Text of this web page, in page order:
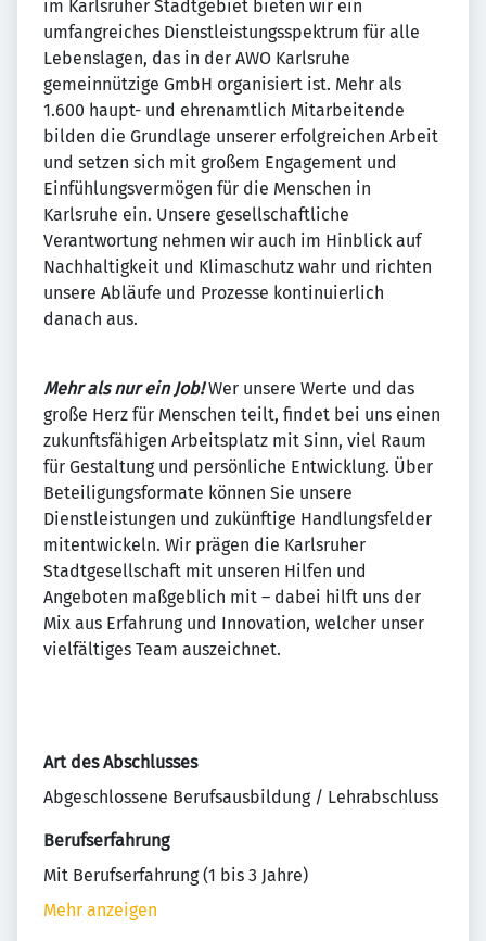
im Karlsruher Stadtgebiet bieten wir ein
umfangreiches Dienstleistungsspektrum für alle
Lebenslagen, das in der AWO Karlsruhe
gemeinnützige GmbH organisiert ist. Mehr als
1.600 haupt- und ehrenamtlich Mitarbeitende
bilden die Grundlage unserer erfolgreichen Arbeit
und setzen sich mit großem Engagement und
Einfühlungsvermögen für die Menschen in
Karlsruhe ein. Unsere gesellschaftliche
Verantwortung nehmen wir auch im Hinblick auf
Nachhaltigkeit und Klimaschutz wahr und richten
unsere Abläufe und Prozesse kontinuierlich
danach aus.
Mehr als nur ein Job!Wer unsere Werte und das
große Herz für Menschen teilt, findet bei uns einen
zukunftsfähigen Arbeitsplatz mit Sinn, viel Raum
für Gestaltung und persönliche Entwicklung. Über
Beteiligungsformate können Sie unsere
Dienstleistungen und zukünftige Handlungsfelder
mitentwickeln. Wir prägen die Karlsruher
Stadtgesellschaft mit unseren Hilfen und
Angeboten maßgeblich mit – dabei hilft uns der
Mix aus Erfahrung und Innovation, welcher unser
vielfältiges Team auszeichnet.
Art des Abschlusses
Abgeschlossene Berufsausbildung / Lehrabschluss
Berufserfahrung
Mit Berufserfahrung (1 bis 3 Jahre)
Mehr anzeigen